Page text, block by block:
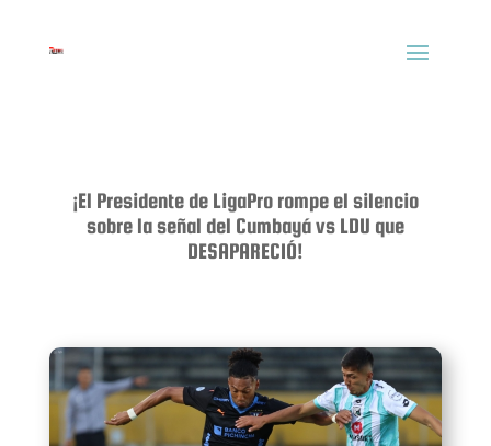
¡El Presidente de LigaPro rompe el silencio
sobre la señal del Cumbayá vs LDU que
DESAPARECIÓ!